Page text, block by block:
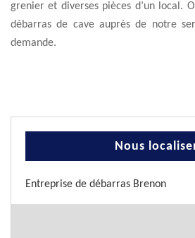
grenier et diverses pièces d’un local.
débarras de cave auprès de notre
demande.
Nous
Entreprise de débarras Brenon